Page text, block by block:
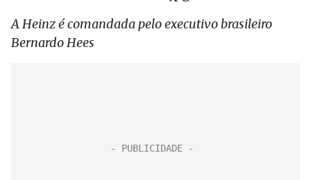
A Heinz é comandada pelo executivo brasileiro
Bernardo Hees